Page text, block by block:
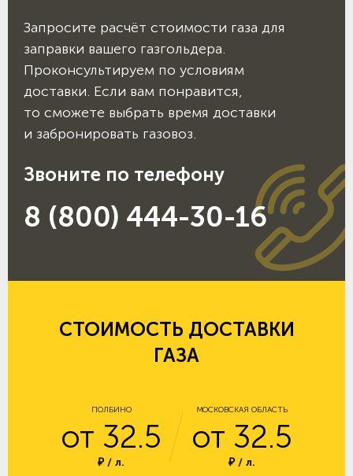
Запросите расчёт стоимости газа для
заправки вашего газгольдера.
Проконсультируем по условиям
доставки. Если вам понравится,
то сможете выбрать время доставки
и забронировать газовоз.
Звоните по телефону
8 (800) 444-30-16
СТОИМОСТЬ ДОСТАВКИ
ГАЗА
ПОЛБИНО
от 32.5
₽ / л.
МОСКОВСКАЯ ОБЛАСТЬ
от 32.5
₽ / л.